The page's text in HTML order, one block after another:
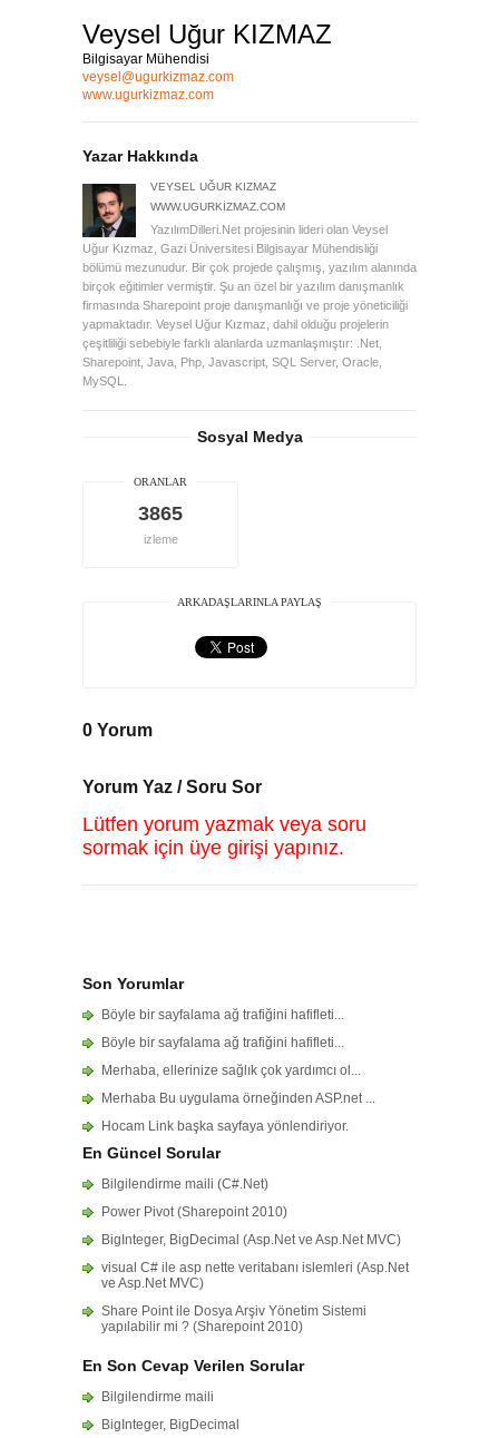
Veysel Uğur KIZMAZ
Bilgisayar Mühendisi
veysel@ugurkizmaz.com
www.ugurkizmaz.com
Yazar Hakkında
VEYSEL UĞUR KIZMAZ
WWW.UGURKIZMAZ.COM
YazılımDilleri.Net projesinin lideri olan Veysel
Uğur Kızmaz, Gazi Üniversitesi Bilgisayar Mühendisliği
bölümü mezunudur. Bir çok projede çalışmış, yazılım alanında
birçok eğitimler vermiştir. Şu an özel bir yazılım danışmanlık
firmasında Sharepoint proje danışmanlığı ve proje yöneticiliği
yapmaktadır. Veysel Uğur Kızmaz, dahil olduğu projelerin
çeşitliliği sebebiyle farklı alanlarda uzmanlaşmıştır: .Net,
Sharepoint, Java, Php, Javascript, SQL Server, Oracle,
MySQL.
Sosyal Medya
ORANLAR
3865
izleme
ARKADAŞLARINLA PAYLAŞ
0 Yorum
Yorum Yaz / Soru Sor
Lütfen yorum yazmak veya soru
sormak için üye girişi yapınız.
Son Yorumlar
Böyle bir sayfalama ağ trafiğini hafifleti...
Böyle bir sayfalama ağ trafiğini hafifleti...
Merhaba, ellerinize sağlık çok yardımcı ol...
Merhaba Bu uygulama örneğinden ASP.net ...
Hocam Link başka sayfaya yönlendiriyor.
En Güncel Sorular
Bilgilendirme maili (C#.Net)
Power Pivot (Sharepoint 2010)
BigInteger, BigDecimal (Asp.Net ve Asp.Net MVC)
visual C# ile asp nette veritabanı islemleri (Asp.Net
ve Asp.Net MVC)
Share Point ile Dosya Arşiv Yönetim Sistemi
yapılabilir mi ? (Sharepoint 2010)
En Son Cevap Verilen Sorular
Bilgilendirme maili
BigInteger, BigDecimal